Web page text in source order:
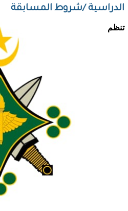
الدراسية /شروط المسابقة
تنظم